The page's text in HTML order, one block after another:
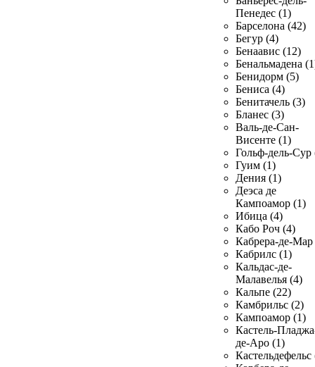
Пенедес (1)
Барселона (42)
Бегур (4)
Бенаавис (12)
Бенальмадена
Бенидорм (5)
Бениса (4)
Бенитачель (3)
Бланес (3)
Валь-де-Сан-
Висенте (1)
Гольф-дель-Сур
Гуим (1)
Дения (1)
Деэса де
Кампоамор (1)
Ибица (4)
Кабо Роч (4)
Кабрера-де-Мар
Кабрилс (1)
Кальдас-де-
Малавелья (4)
Кальпе (22)
Камбрильс (2)
Кампоамор (1)
Кастель-
де-Аро (1)
Кастельдефельс